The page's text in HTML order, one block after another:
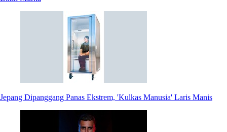
Jepang Dipanggang Panas Ekstrem, 'Kulkas Manusia' Laris Manis